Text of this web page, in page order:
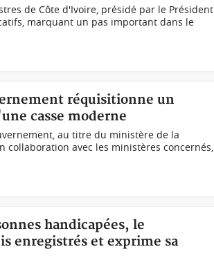
de Côte d'Ivoire, présidé par le Président
marquant un pas important dans le
réquisitionne un
casse moderne
au titre du ministère de la
collaboration avec les ministères concernés,
handicapées, le
enregistrés et exprime sa